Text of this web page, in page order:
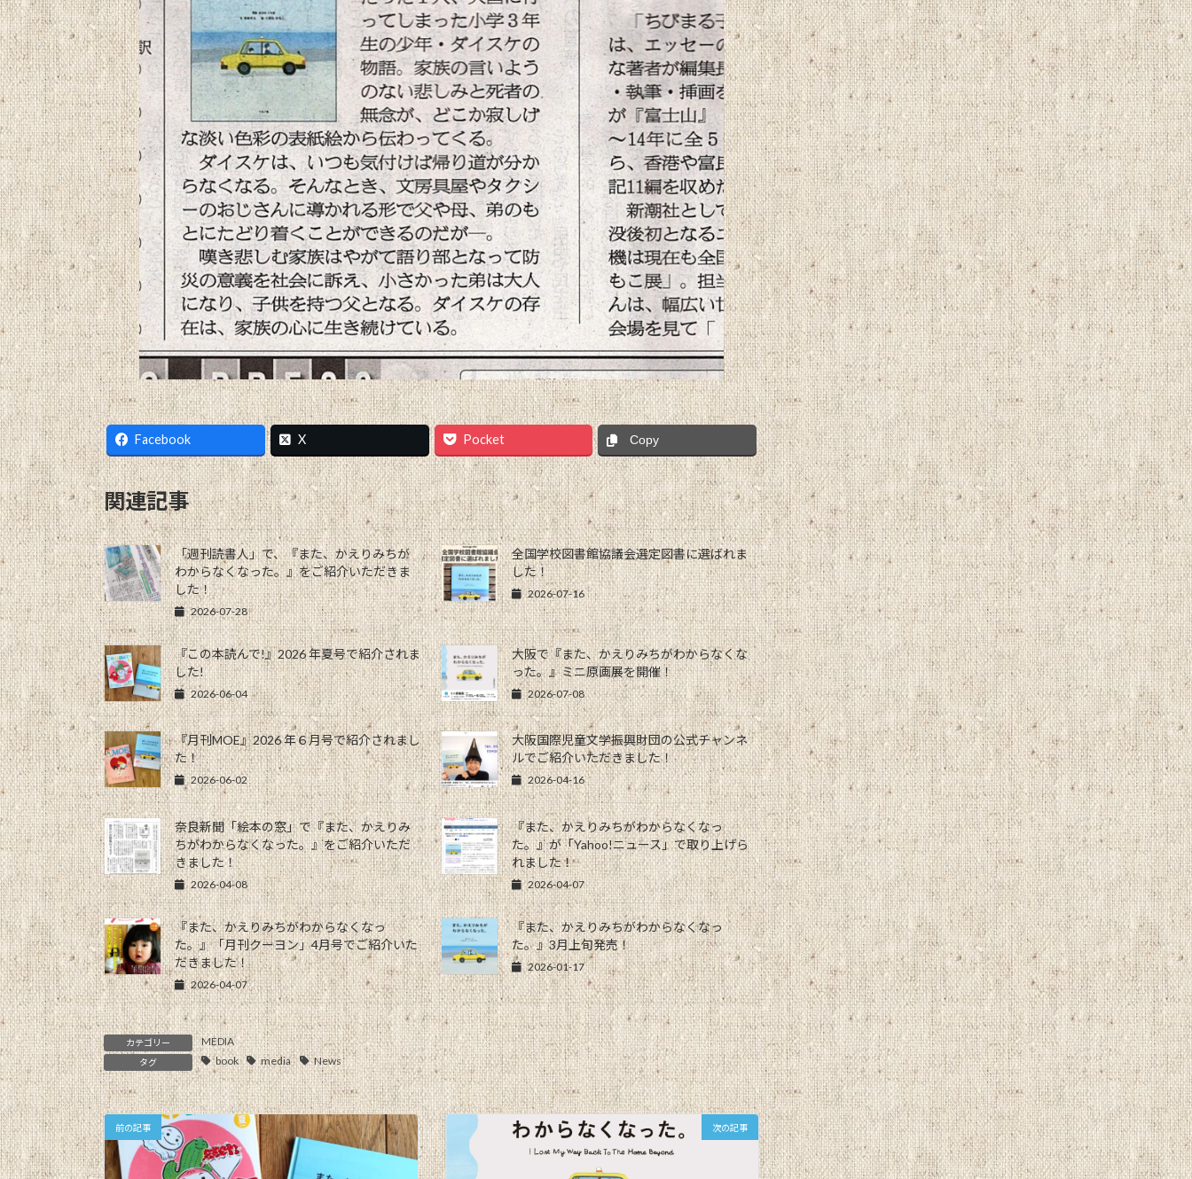
Facebook X Pocket Copy
関連記事
「週刊読書人」で、『また、かえりみちが
わからなくなった。』をご紹介いただきま
した！
2026-07-28
全国学校図書館協議会選定図書に選ばれま
した！
2026-07-16
『この本読んで!』2026 年夏号で紹介されま
した!
2026-06-04
大阪で『また、かえりみちがわからなくな
った。』ミニ原画展を開催！
2026-07-08
『月刊MOE』2026 年６月号で紹介されまし
た！
2026-06-02
大阪国際児童文学振興財団の公式チャンネ
ルでご紹介いただきました！
2026-04-16
奈良新聞「絵本の窓」で『また、かえりみ
ちがわからなくなった。』をご紹介いただ
きました！
2026-04-08
『また、かえりみちがわからなくなっ
た。』が「Yahoo!ニュース」で取り上げら
れました！
2026-04-07
『また、かえりみちがわからなくなっ
た。』「月刊クーヨン」4月号でご紹介いた
だきました！
2026-04-07
『また、かえりみちがわからなくなっ
た。』3月上旬発売！
2026-01-17
カテゴリー MEDIA
タグ book media News
前の記事 次の記事